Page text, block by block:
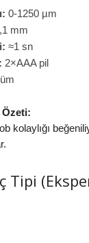
0-1250 µm
mm
≈1 sn
2×AAA pil
Özeti:
kolaylığı